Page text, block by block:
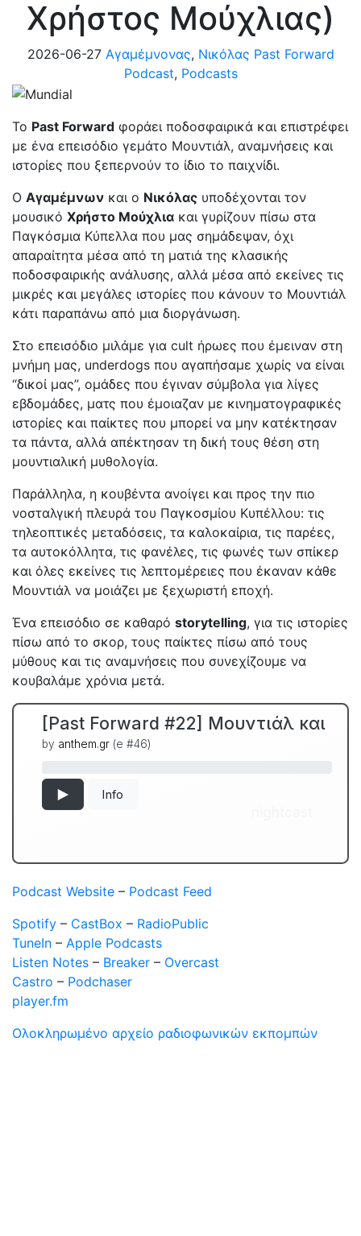
Xρήστος Μούχλιας)
2026-06-27 Aγαμέμνονας, Νικόλας Past Forward
Podcast, Podcasts
Το Past Forward φοράει ποδοσφαιρικά και επιστρέφει
με ένα επεισόδιο γεμάτο Μουντιάλ, αναμνήσεις και
ιστορίες που ξεπερνούν το ίδιο το παιχνίδι.
Ο Αγαμέμνων και ο Νικόλας υποδέχονται τον
μουσικό Χρήστο Μούχλια και γυρίζουν πίσω στα
Παγκόσμια Κύπελλα που μας σημάδεψαν, όχι
απαραίτητα μέσα από τη ματιά της κλασικής
ποδοσφαιρικής ανάλυσης, αλλά μέσα από εκείνες τις
μικρές και μεγάλες ιστορίες που κάνουν το Μουντιάλ
κάτι παραπάνω από μια διοργάνωση.
Στο επεισόδιο μιλάμε για cult ήρωες που έμειναν στη
μνήμη μας, underdogs που αγαπήσαμε χωρίς να είναι
“δικοί μας”, ομάδες που έγιναν σύμβολα για λίγες
εβδομάδες, ματς που έμοιαζαν με κινηματογραφικές
ιστορίες και παίκτες που μπορεί να μην κατέκτησαν
τα πάντα, αλλά απέκτησαν τη δική τους θέση στη
μουντιαλική μυθολογία.
Παράλληλα, η κουβέντα ανοίγει και προς την πιο
νοσταλγική πλευρά του Παγκοσμίου Κυπέλλου: τις
τηλεοπτικές μεταδόσεις, τα καλοκαίρια, τις παρέες,
τα αυτοκόλλητα, τις φανέλες, τις φωνές των σπίκερ
και όλες εκείνες τις λεπτομέρειες που έκαναν κάθε
Μουντιάλ να μοιάζει με ξεχωριστή εποχή.
Ένα επεισόδιο σε καθαρό storytelling, για τις ιστορίες
πίσω από το σκορ, τους παίκτες πίσω από τους
μύθους και τις αναμνήσεις που συνεχίζουμε να
κουβαλάμε χρόνια μετά.
Podcast Website – Podcast Feed
Spotify – CastBox – RadioPublic
TuneIn – Apple Podcasts
Listen Notes – Breaker – Overcast
Castro – Podchaser
player.fm
Ολοκληρωμένο αρχείο ραδιοφωνικών εκπομπών